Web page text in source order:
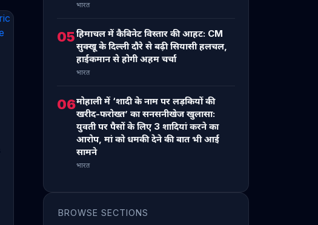
भारत
05हिमाचल में कैबिनेट विस्तार की आहट: CM
सुक्खू के दिल्ली दौरे से बढ़ी सियासी हलचल,
हाईकमान से होगी अहम चर्चा
भारत
06मोहाली में ‘शादी के नाम पर लड़कियों की
खरीद-फरोख्त’ का सनसनीखेज खुलासा:
युवती पर पैसों के लिए 3 शादियां करने का
आरोप, मां को धमकी देने की बात भी आई
सामने
भारत
BROWSE SECTIONS